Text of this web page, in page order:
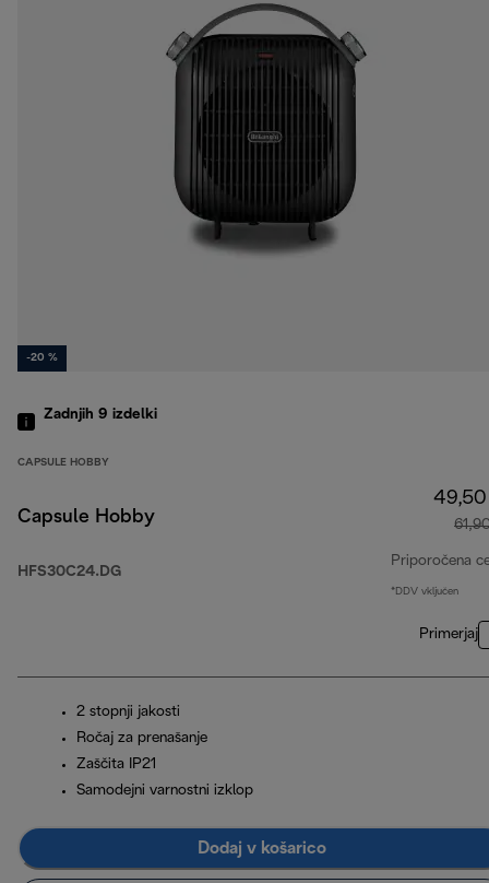
-20 %
Zadnjih 9 izdelki
CAPSULE HOBBY
Capsule Hobby
HFS30C24.DG
Priporočena
*DDV vključen
Primerjaj
2 stopnji jakosti
Ročaj za prenašanje
Zaščita IP21
Samodejni varnostni izklop
Dodaj v košarico